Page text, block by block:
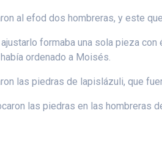
al efod dos hombreras, y este
formaba una sola pieza
ordenado a Moisés.
las piedras de lapislázuli, que
las piedras en las hombreras